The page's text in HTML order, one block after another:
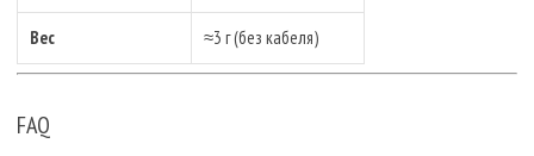
Вес ≈3 г (без кабеля)
FAQ